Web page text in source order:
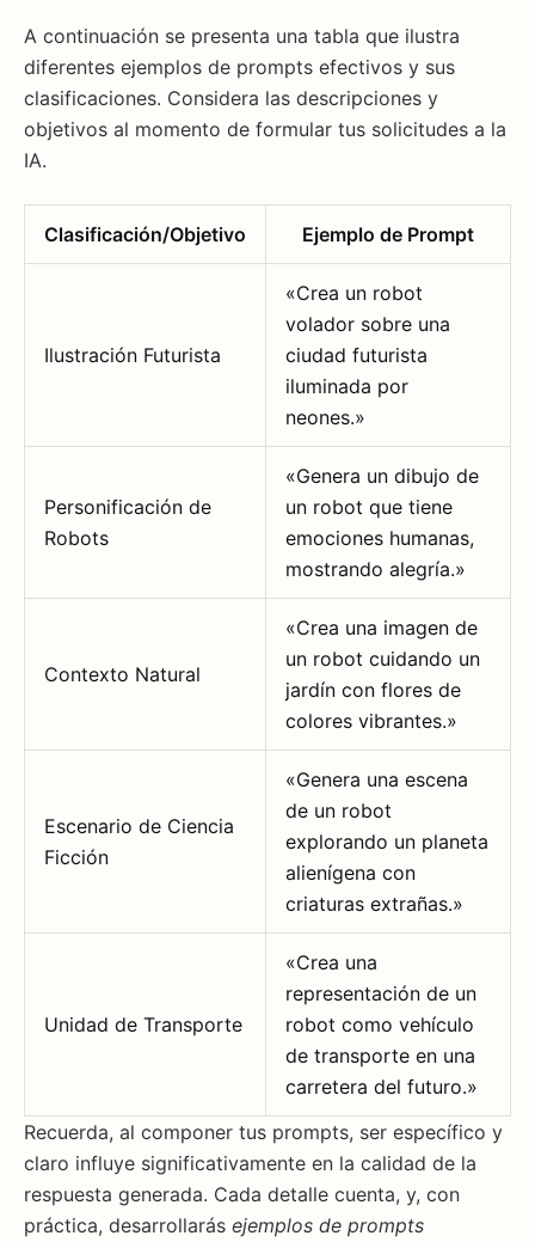
A continuación se presenta una tabla que ilustra
diferentes ejemplos de prompts efectivos y sus
clasificaciones. Considera las descripciones y
objetivos al momento de formular tus solicitudes a la
IA.
Clasificación/Objetivo Ejemplo de Prompt
Ilustración Futurista
«Crea un robot
volador sobre una
ciudad futurista
iluminada por
neones.»
Personificación de
Robots
«Genera un dibujo de
un robot que tiene
emociones humanas,
mostrando alegría.»
Contexto Natural
«Crea una imagen de
un robot cuidando un
jardín con flores de
colores vibrantes.»
Escenario de Ciencia
Ficción
«Genera una escena
de un robot
explorando un planeta
alienígena con
criaturas extrañas.»
Unidad de Transporte
«Crea una
representación de un
robot como vehículo
de transporte en una
carretera del futuro.»
Recuerda, al componer tus prompts, ser específico y
claro influye significativamente en la calidad de la
respuesta generada. Cada detalle cuenta, y, con
práctica, desarrollarás ejemplos de prompts